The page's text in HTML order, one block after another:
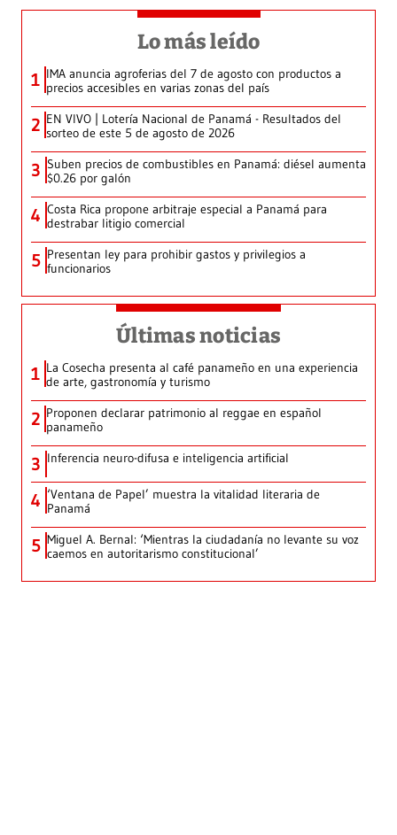
Lo más leído
1 IMA anuncia agroferias del 7 de agosto con productos a
precios accesibles en varias zonas del país
2 EN VIVO | Lotería Nacional de Panamá - Resultados del
sorteo de este 5 de agosto de 2026
3 Suben precios de combustibles en Panamá: diésel aumenta
$0.26 por galón
4 Costa Rica propone arbitraje especial a Panamá para
destrabar litigio comercial
5 Presentan ley para prohibir gastos y privilegios a
funcionarios
Últimas noticias
1 La Cosecha presenta al café panameño en una experiencia
de arte, gastronomía y turismo
2 Proponen declarar patrimonio al reggae en español
panameño
3 Inferencia neuro-difusa e inteligencia artificial
4 ‘Ventana de Papel’ muestra la vitalidad literaria de
Panamá
5 Miguel A. Bernal: ‘Mientras la ciudadanía no levante su voz
caemos en autoritarismo constitucional’